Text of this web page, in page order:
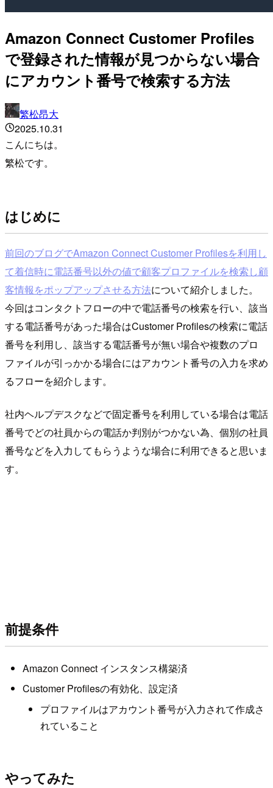
Amazon Connect Customer Profiles
で登録された情報が見つからない場合
にアカウント番号で検索する方法
繁松昂大
2025.10.31
こんにちは。
繁松です。
はじめに
前回のブログでAmazon Connect Customer Profilesを利用し
て着信時に電話番号以外の値で顧客プロファイルを検索し顧
客情報をポップアップさせる方法について紹介しました。
今回はコンタクトフローの中で電話番号の検索を行い、該当
する電話番号があった場合はCustomer Profilesの検索に電話
番号を利用し、該当する電話番号が無い場合や複数のプロ
ファイルが引っかかる場合にはアカウント番号の入力を求め
るフローを紹介します。
社内ヘルプデスクなどで固定番号を利用している場合は電話
番号でどの社員からの電話か判別がつかない為、個別の社員
番号などを入力してもらうような場合に利用できると思いま
す。
前提条件
Amazon Connect インスタンス構築済
Customer Profilesの有効化、設定済
プロファイルはアカウント番号が入力されて作成さ
れていること
やってみた